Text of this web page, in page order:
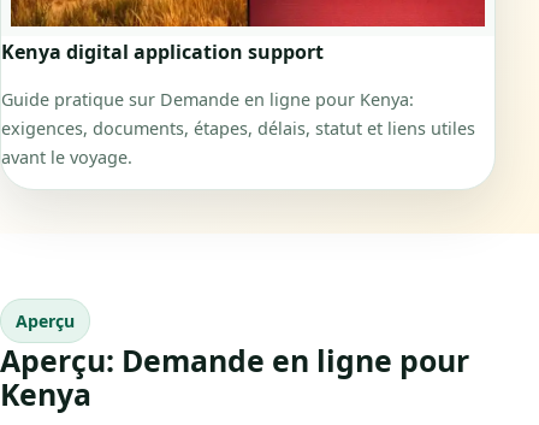
Kenya digital application support
Guide pratique sur Demande en ligne pour Kenya:
exigences, documents, étapes, délais, statut et liens utiles
avant le voyage.
Aperçu
Aperçu: Demande en ligne pour
Kenya